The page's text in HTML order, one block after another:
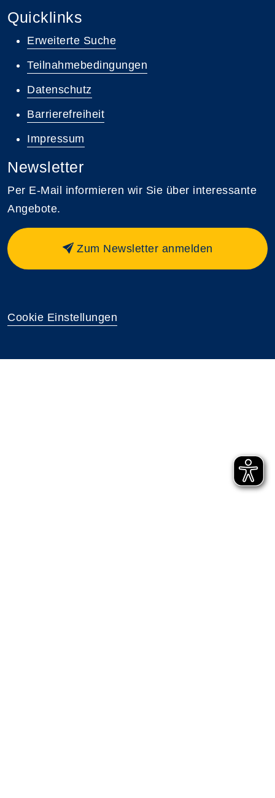
Quicklinks
Erweiterte Suche
Teilnahmebedingungen
Datenschutz
Barrierefreiheit
Impressum
Newsletter
Per E-Mail informieren wir Sie über interessante
Angebote.
Zum Newsletter anmelden
Cookie Einstellungen